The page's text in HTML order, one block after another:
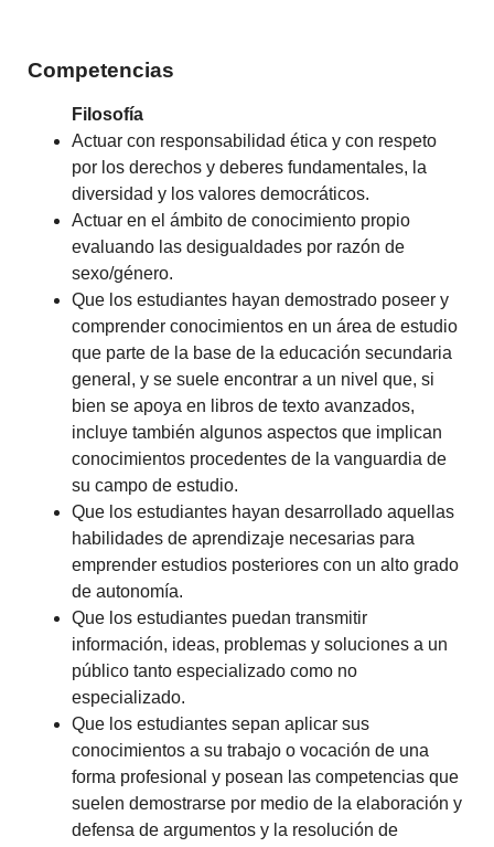
Competencias
Filosofía
Actuar con responsabilidad ética y con respeto
por los derechos y deberes fundamentales, la
diversidad y los valores democráticos.
Actuar en el ámbito de conocimiento propio
evaluando las desigualdades por razón de
sexo/género.
Que los estudiantes hayan demostrado poseer y
comprender conocimientos en un área de estudio
que parte de la base de la educación secundaria
general, y se suele encontrar a un nivel que, si
bien se apoya en libros de texto avanzados,
incluye también algunos aspectos que implican
conocimientos procedentes de la vanguardia de
su campo de estudio.
Que los estudiantes hayan desarrollado aquellas
habilidades de aprendizaje necesarias para
emprender estudios posteriores con un alto grado
de autonomía.
Que los estudiantes puedan transmitir
información, ideas, problemas y soluciones a un
público tanto especializado como no
especializado.
Que los estudiantes sepan aplicar sus
conocimientos a su trabajo o vocación de una
forma profesional y posean las competencias que
suelen demostrarse por medio de la elaboración y
defensa de argumentos y la resolución de